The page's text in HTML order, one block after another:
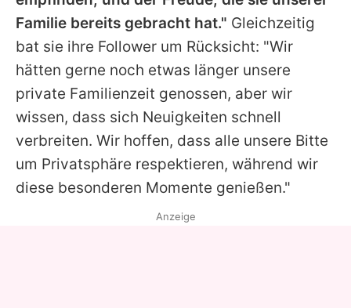
Nutzungsbedingungen
Utiq verwalten
Familie bereits gebracht hat." Gleichzeitig
bat sie ihre Follower um Rücksicht: "Wir
hätten gerne noch etwas länger unsere
private Familienzeit genossen, aber wir
wissen, dass sich Neuigkeiten schnell
verbreiten. Wir hoffen, dass alle unsere Bitte
um Privatsphäre respektieren, während wir
diese besonderen Momente genießen."
Anzeige